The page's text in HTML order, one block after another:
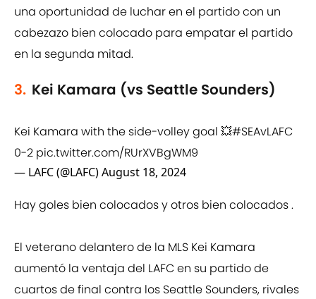
una oportunidad de luchar en el partido con un
cabezazo bien colocado para empatar el partido
en la segunda mitad.
3. Kei Kamara (vs Seattle Sounders)
Kei Kamara with the side-volley goal 💥#SEAvLAFC
0-2 pic.twitter.com/RUrXVBgWM9
— LAFC (@LAFC)August 18, 2024
Hay goles bien colocados y otros bien colocados .
El veterano delantero de la MLS Kei Kamara
aumentó la ventaja del LAFC en su partido de
cuartos de final contra los Seattle Sounders, rivales